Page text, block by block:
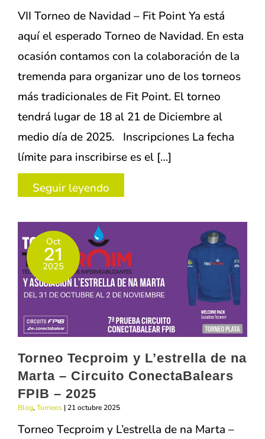
VII Torneo de Navidad – Fit Point Ya está
aquí el esperado Torneo de Navidad. En esta
ocasión contamos con la colaboración de la
tremenda para organizar uno de los torneos
más tradicionales de Fit Point. El torneo
tendrá lugar de 18 al 21 de Diciembre al
medio día de 2025. Inscripciones La fecha
límite para inscribirse es el […]
VII
Navidad
Fit
Seguir leyendo
Oct
21
2025
Torneo Tecproim y L’estrella de na
Marta – Circuito ConectaBalears
FPIB – 2025
Blog, Torneos |21 octubre 2025
Torneo Tecproim y L’estrella de na Marta –